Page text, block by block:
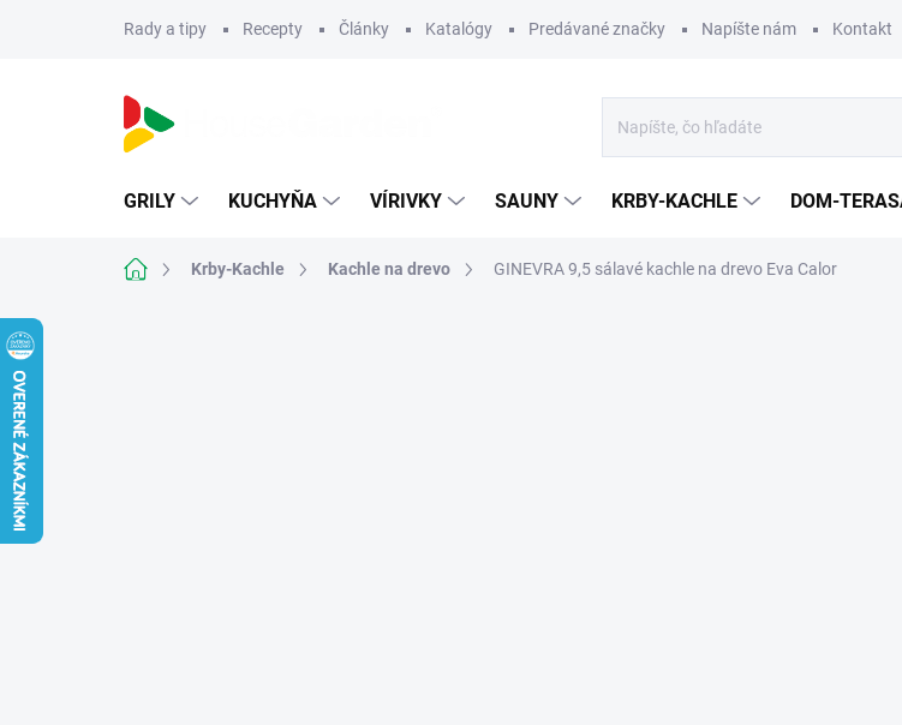
Rady a tipy Recepty Články Katalógy Predávané značky Napíšte nám Kontakt
GRILY KUCHYŇA VÍRIVKY SAUNY KRBY-KACHLE DOM-
DomovKrby-Kachle Kachle na drevo GINEVRA 9,5 sálavé kachle na drevo Eva Calor